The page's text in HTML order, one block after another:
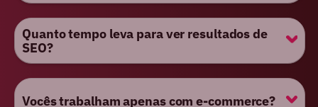
Quanto tempo leva para ver resultados de
SEO?
Vocês trabalham apenas com e-commerce?